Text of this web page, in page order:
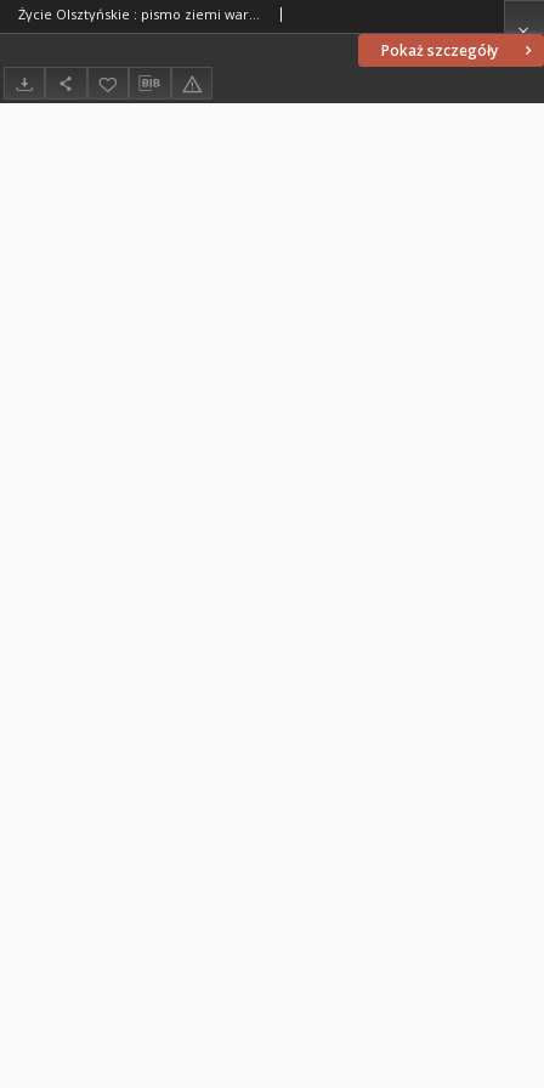
Pokaż szczegóły
Życie Olsztyńskie : pismo ziemi warmińsko-mazurskiej, 1951, nr 41